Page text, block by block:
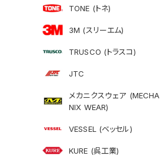
TONE (トネ)
3M (スリーエム)
TRUSCO (トラスコ)
JTC
メカニクスウェア (MECHA
NIX WEAR)
VESSEL (ベッセル)
KURE (呉工業)